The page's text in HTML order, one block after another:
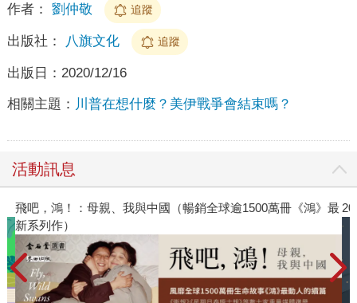
作者： 劉仲敬 追蹤
出版社： 八旗文化 追蹤
出版日： 2020/12/16
相關主題： 川普在想什麼？美伊戰爭會結束嗎？
活動訊息
飛吧，鴻！：母親、我與中國（暢銷全球逾1500萬冊《鴻》最
新系列作）